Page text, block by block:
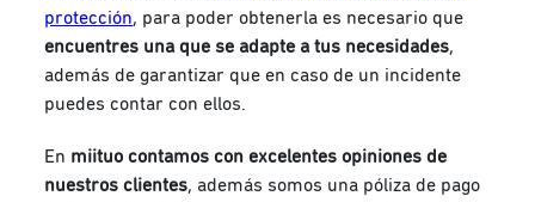
protección, para poder obtenerla es necesario que
encuentres una que se adapte a tus necesidades,
además de garantizar que en caso de un incidente
puedes contar con ellos.
En miituo contamos con excelentes opiniones de
nuestros clientes, además somos una póliza de pago